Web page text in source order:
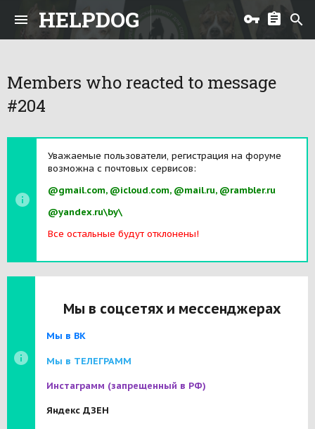
HELPDOG
Members who reacted to message
#204
Уважаемые пользователи, регистрация на форуме
возможна с почтовых сервисов:
@gmail.com, @icloud.com, @mail.ru, @rambler.ru
@yandex.ru\by\
Все остальные будут отклонены!
Мы в соцсетях и мессенджерах
Мы в ВК
Мы в ТЕЛЕГРАММ
Инстаграмм (запрещенный в РФ)
Яндекс ДЗЕН